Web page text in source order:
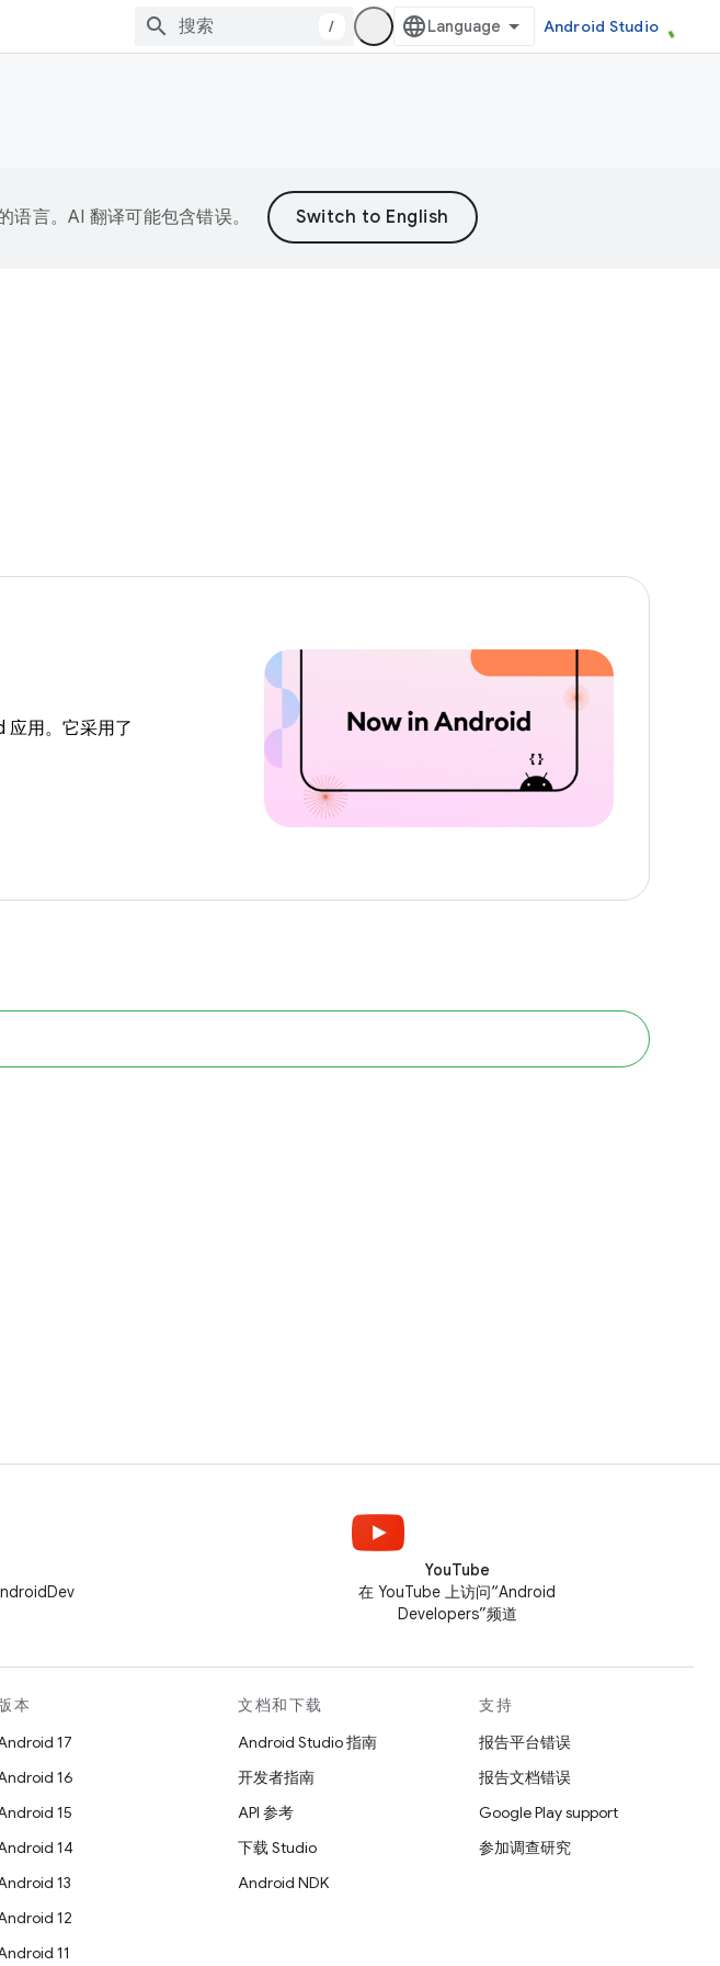
/ Android Studio
言。AI 翻译可能包含错误。
应用。它采用了
YouTube
在 YouTube 上访问“Android
Developers”频道
本
17
16
15
14
13
12
11
文档和下载
Android Studio 指南
开发者指南
API 参考
下载 Studio
Android NDK
支持
报告平台错误
报告文档错误
Google Play support
参加调查研究